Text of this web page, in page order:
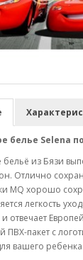
белье Selena
бельё из Бязи
Отлично
MQ хорошо
легкость
и отвечает
ПВХ-пакет с
вашего ребенка.